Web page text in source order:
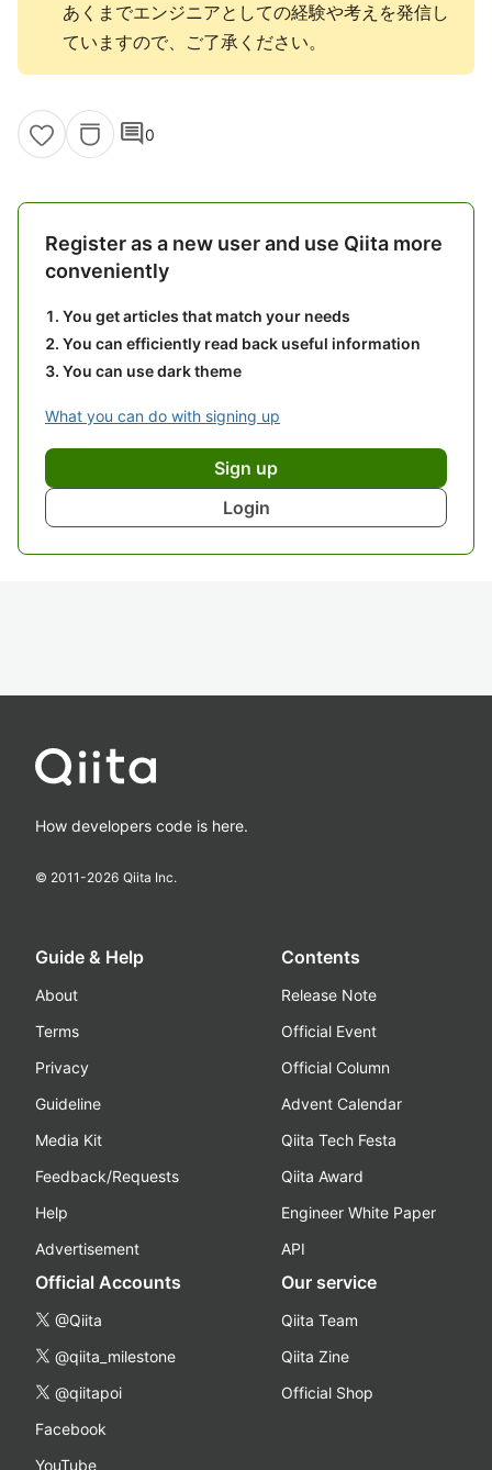
あくまでエンジニアとしての経験や考えを発信し
ていますので、ご了承ください。
comment0
Register as a new user and use Qiita more
conveniently
You get articles that match your needs
You can efficiently read back useful information
You can use dark theme
What you can do with signing up
Sign up
Login
How developers code is here.
© 2011-2026 Qiita Inc.
Guide & Help
About
Terms
Privacy
Guideline
Media Kit
Feedback/Requests
Help
Advertisement
Contents
Release Note
Official Event
Official Column
Advent Calendar
Qiita Tech Festa
Qiita Award
Engineer White Paper
API
Official Accounts
@Qiita
@qiita_milestone
@qiitapoi
Facebook
YouTube
Our service
Qiita Team
Qiita Zine
Official Shop